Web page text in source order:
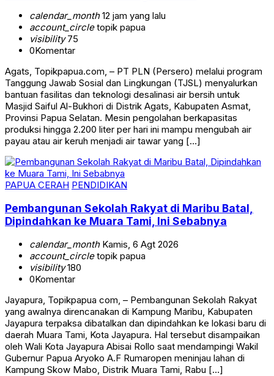
calendar_month12 jam yang lalu
account_circletopik papua
visibility75
0Komentar
Agats, Topikpapua.com, – PT PLN (Persero) melalui program
Tanggung Jawab Sosial dan Lingkungan (TJSL) menyalurkan
bantuan fasilitas dan teknologi desalinasi air bersih untuk
Masjid Saiful Al-Bukhori di Distrik Agats, Kabupaten Asmat,
Provinsi Papua Selatan. Mesin pengolahan berkapasitas
produksi hingga 2.200 liter per hari ini mampu mengubah air
payau atau air keruh menjadi air tawar yang […]
PAPUA CERAH PENDIDIKAN
Pembangunan Sekolah Rakyat di Maribu Batal,
Dipindahkan ke Muara Tami, Ini Sebabnya
calendar_monthKamis, 6 Agt 2026
account_circletopik papua
visibility180
0Komentar
Jayapura, Topikpapua com, – Pembangunan Sekolah Rakyat
yang awalnya direncanakan di Kampung Maribu, Kabupaten
Jayapura terpaksa dibatalkan dan dipindahkan ke lokasi baru di
daerah Muara Tami, Kota Jayapura. Hal tersebut disampaikan
oleh Wali Kota Jayapura Abisai Rollo saat mendampingi Wakil
Gubernur Papua Aryoko A.F Rumaropen meninjau lahan di
Kampung Skow Mabo, Distrik Muara Tami, Rabu […]